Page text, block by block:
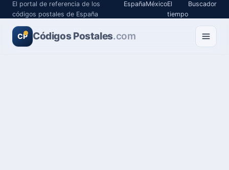
El portal de referencia de los
códigos postales de España
EspañaMéxicoEl
tiempo
Buscador
CP Códigos Postales.com